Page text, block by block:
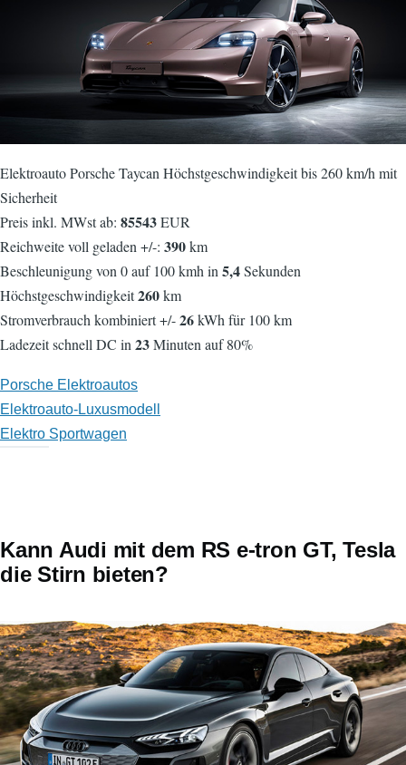
Elektroauto Porsche Taycan Höchstgeschwindigkeit bis 260 km/h mit
Sicherheit
Preis inkl. MWst ab: 85543EUR
Reichweite voll geladen +/-: 390km
Beschleunigung von 0 auf 100 kmh in 5,4Sekunden
Höchstgeschwindigkeit260km
Stromverbrauch kombiniert +/-26kWh für 100 km
Ladezeit schnell DC in 23Minuten auf 80%
Porsche Elektroautos
Elektroauto-Luxusmodell
Elektro Sportwagen
Kann Audi mit dem RS e-tron GT, Tesla
die Stirn bieten?